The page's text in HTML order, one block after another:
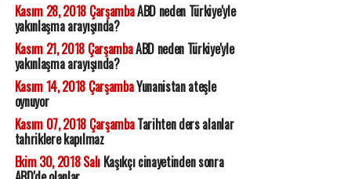
Kasım 28, 2018 ÇarşambaABD neden Türkiye'yle
yakınlaşma arayışında?
Kasım 21, 2018 ÇarşambaABD neden Türkiye'yle
yakınlaşma arayışında?
Kasım 14, 2018 ÇarşambaYunanistan ateşle
oynuyor
Kasım 07, 2018 ÇarşambaTarihten ders alanlar
tahriklere kapılmaz
Ekim 30, 2018 SalıKaşıkçı cinayetinden sonra